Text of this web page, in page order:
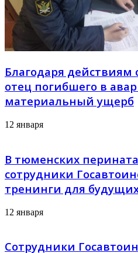
Благодаря действиям
отец погибшего в
материальный ущерб
12 января
В тюменских
сотрудники
тренинги для
12 января
Сотрудники